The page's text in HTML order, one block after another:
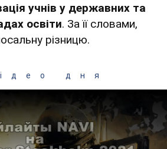
учнів у державних та
освіти. За її словами,
різницю.
дня